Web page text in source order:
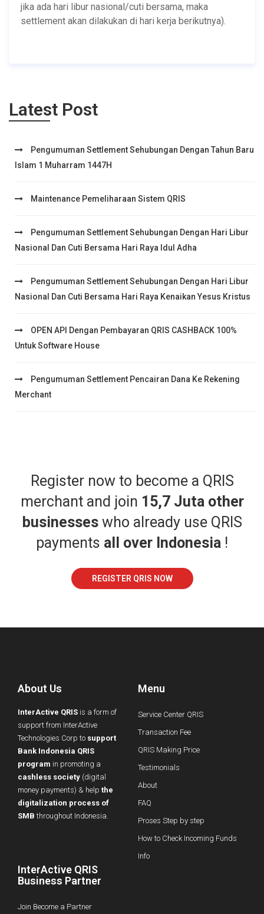
jika ada hari libur nasional/cuti bersama, maka
settlement akan dilakukan di hari kerja berikutnya).
Latest Post
Pengumuman Settlement Sehubungan Dengan Tahun Baru
Islam 1 Muharram 1447H
Maintenance Pemeliharaan Sistem QRIS
Pengumuman Settlement Sehubungan Dengan Hari Libur
Nasional Dan Cuti Bersama Hari Raya Idul Adha
Pengumuman Settlement Sehubungan Dengan Hari Libur
Nasional Dan Cuti Bersama Hari Raya Kenaikan Yesus Kristus
OPEN API Dengan Pembayaran QRIS CASHBACK 100%
Untuk Software House
Pengumuman Settlement Pencairan Dana Ke Rekening
Merchant
Register now to become a QRIS
merchant and join 15,7 Juta other
businesseswho already use QRIS
payments all over Indonesia !
REGISTER QRIS NOW
About Us
InterActive QRIS is a form of
support from InterActive
Technologies Corp to support
Bank Indonesia QRIS
program in promoting a
cashless society (digital
money payments) & help the
digitalization process of
SMB throughout Indonesia.
InterActive QRIS
Business Partner
Join Become a Partner
Menu
Service Center QRIS
Transaction Fee
QRIS Making Price
Testimonials
About
FAQ
Proses Step by step
How to Check Incoming Funds
Info